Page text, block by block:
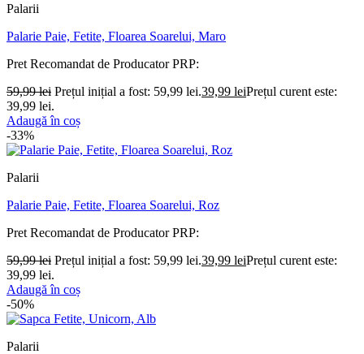
Palarii
Palarie Paie, Fetite, Floarea Soarelui, Maro
Pret Recomandat de ProducatorPRP:
59,99lei Prețul inițial a fost: 59,99 lei.39,99 leiPrețul curent este:
39,99 lei.
Adaugă în coș
-33%
Palarii
Palarie Paie, Fetite, Floarea Soarelui, Roz
Pret Recomandat de ProducatorPRP:
59,99lei Prețul inițial a fost: 59,99 lei.39,99 leiPrețul curent este:
39,99 lei.
Adaugă în coș
-50%
Palarii